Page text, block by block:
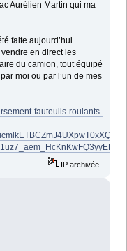
Aurélien Martin qui ma
faite aujourd’hui.
en direct les
du camion, tout équipé
moi ou par l’un de mes
fauteuils-roulants-
IP archivée